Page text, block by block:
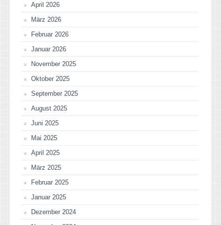
April 2026
März 2026
Februar 2026
Januar 2026
November 2025
Oktober 2025
September 2025
August 2025
Juni 2025
Mai 2025
April 2025
März 2025
Februar 2025
Januar 2025
Dezember 2024